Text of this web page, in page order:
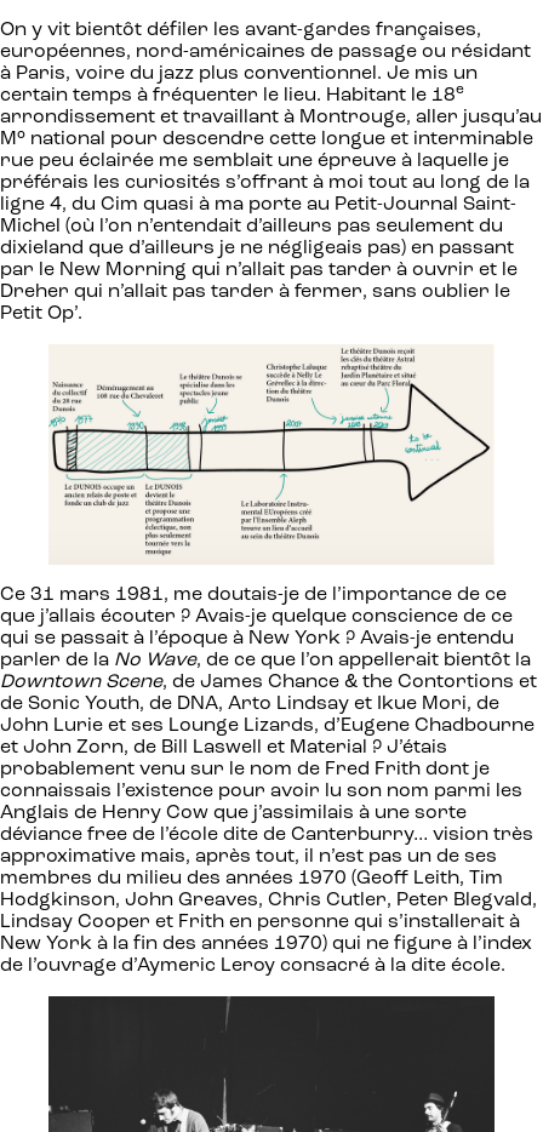
On y vit bientôt défiler les avant-gardes françaises,
européennes, nord-américaines de passage ou résidant
à Paris, voire du jazz plus conventionnel. Je mis un
certain temps à fréquenter le lieu. Habitant le 18e
arrondissement et travaillant à Montrouge, aller jusqu’au
M° national pour descendre cette longue et interminable
rue peu éclairée me semblait une épreuve à laquelle je
préférais les curiosités s’offrant à moi tout au long de la
ligne 4, du Cim quasi à ma porte au Petit-Journal Saint-
Michel (où l’on n’entendait d’ailleurs pas seulement du
dixieland que d’ailleurs je ne négligeais pas) en passant
par le New Morning qui n’allait pas tarder à ouvrir et le
Dreher qui n’allait pas tarder à fermer, sans oublier le
Petit Op’.
Ce 31 mars 1981, me doutais-je de l’importance de ce
que j’allais écouter ? Avais-je quelque conscience de ce
qui se passait à l’époque à New York ? Avais-je entendu
parler de la No Wave, de ce que l’on appellerait bientôt la
Downtown Scene, de James Chance & the Contortions et
de Sonic Youth, de DNA, Arto Lindsay et Ikue Mori, de
John Lurie et ses Lounge Lizards, d’Eugene Chadbourne
et John Zorn, de Bill Laswell et Material ? J’étais
probablement venu sur le nom de Fred Frith dont je
connaissais l’existence pour avoir lu son nom parmi les
Anglais de Henry Cow que j’assimilais à une sorte
déviance free de l’école dite de Canterburry… vision très
approximative mais, après tout, il n’est pas un de ses
membres du milieu des années 1970 (Geoff Leith, Tim
Hodgkinson, John Greaves, Chris Cutler, Peter Blegvald,
Lindsay Cooper et Frith en personne qui s’installerait à
New York à la fin des années 1970) qui ne figure à l’index
de l’ouvrage d’Aymeric Leroy consacré à la dite école.